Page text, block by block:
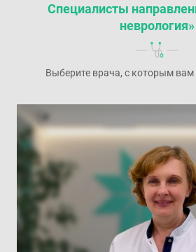
Специалисты
неврология»
Выберите врача, с которым вам